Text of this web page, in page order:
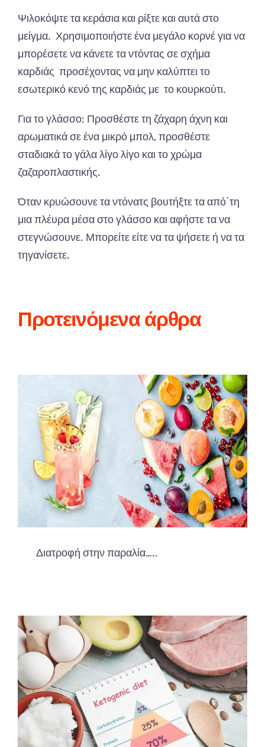
Ψιλοκόψτε τα κεράσια και ρίξτε και αυτά στο
μείγμα. Χρησιμοποιήστε ένα μεγάλο κορνέ για να
μπορέσετε να κάνετε τα ντόντας σε σχήμα
καρδιάς προσέχοντας να μην καλύπτει το
εσωτερικό κενό της καρδιάς με το κουρκούτι.
Για το γλάσσο: Προσθέστε τη ζάχαρη άχνη και
αρωματικά σε ένα μικρό μπολ, προσθέστε
σταδιακά το γάλα λίγο λίγο και το χρώμα
ζαζαροπλαστικής.
Όταν κρυώσουνε τα ντόνατς βουτήξτε τα από΄τη
μια πλέυρα μέσα στο γλάσσο και αφήστε τα να
στεγνώσουνε. Μπορείτε είτε να τα ψήσετε ή να τα
τηγανίσετε.
Προτεινόμενα άρθρα
Διατροφή στην παραλία…..